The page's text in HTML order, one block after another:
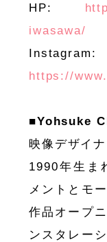
HP:
iwasawa/
Instagram:
https://
■Yohsuke
映像デザイ
1990年生ま
メントとモ
作品オープ
ンスタレー